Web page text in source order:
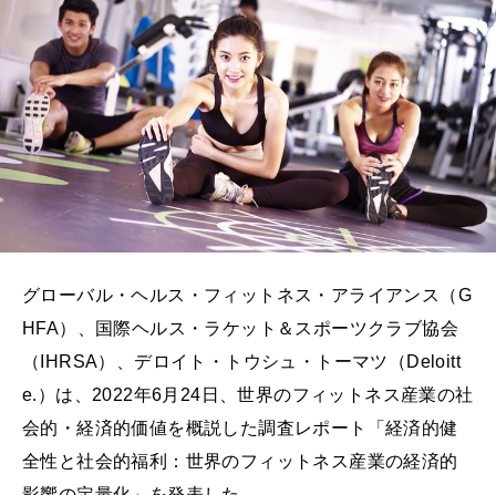
グローバル・ヘルス・フィットネス・アライアンス（G
HFA）、国際ヘルス・ラケット＆スポーツクラブ協会
（IHRSA）、デロイト・トウシュ・トーマツ（Deloitt
e.）は、2022年6月24日、世界のフィットネス産業の社
会的・経済的価値を概説した調査レポート「経済的健
全性と社会的福利：世界のフィットネス産業の経済的